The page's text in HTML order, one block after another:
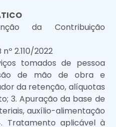
da Contribuição
2.110/2022
tomados de pessoa
de mão de obra e
da retenção, alíquotas
3. Apuração da base de
auxílio-alimentação
Tratamento aplicável à